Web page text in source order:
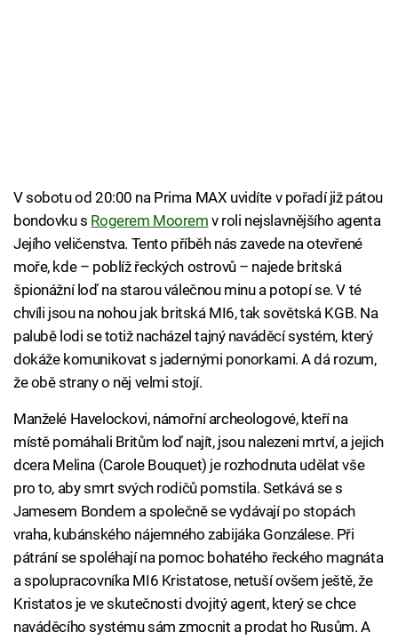
V sobotu od 20:00 na Prima MAX uvidíte v pořadí již pátou
bondovku s Rogerem Moorem v roli nejslavnějšího agenta
Jejího veličenstva. Tento příběh nás zavede na otevřené
moře, kde – poblíž řeckých ostrovů – najede britská
špionážní loď na starou válečnou minu a potopí se. V té
chvíli jsou na nohou jak britská MI6, tak sovětská KGB. Na
palubě lodi se totiž nacházel tajný naváděcí systém, který
dokáže komunikovat s jadernými ponorkami. A dá rozum,
že obě strany o něj velmi stojí.
Manželé Havelockovi, námořní archeologové, kteří na
místě pomáhali Britům loď najít, jsou nalezeni mrtví, a jejich
dcera Melina (Carole Bouquet) je rozhodnuta udělat vše
pro to, aby smrt svých rodičů pomstila. Setkává se s
Jamesem Bondem a společně se vydávají po stopách
vraha, kubánského nájemného zabijáka Gonzálese. Při
pátrání se spoléhají na pomoc bohatého řeckého magnáta
a spolupracovníka MI6 Kristatose, netuší ovšem ještě, že
Kristatos je ve skutečnosti dvojitý agent, který se chce
naváděcího systému sám zmocnit a prodat ho Rusům. A